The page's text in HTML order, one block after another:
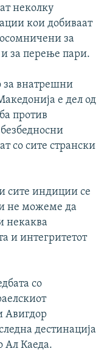
неколку
кои добиваат
за
за перење пари.
за внатрешни
е дел од
против
со сите странски
сите индиции се
не можеме да
некаква
и интегритетот
со
Авигдор
дестинација
Ал Каеда.